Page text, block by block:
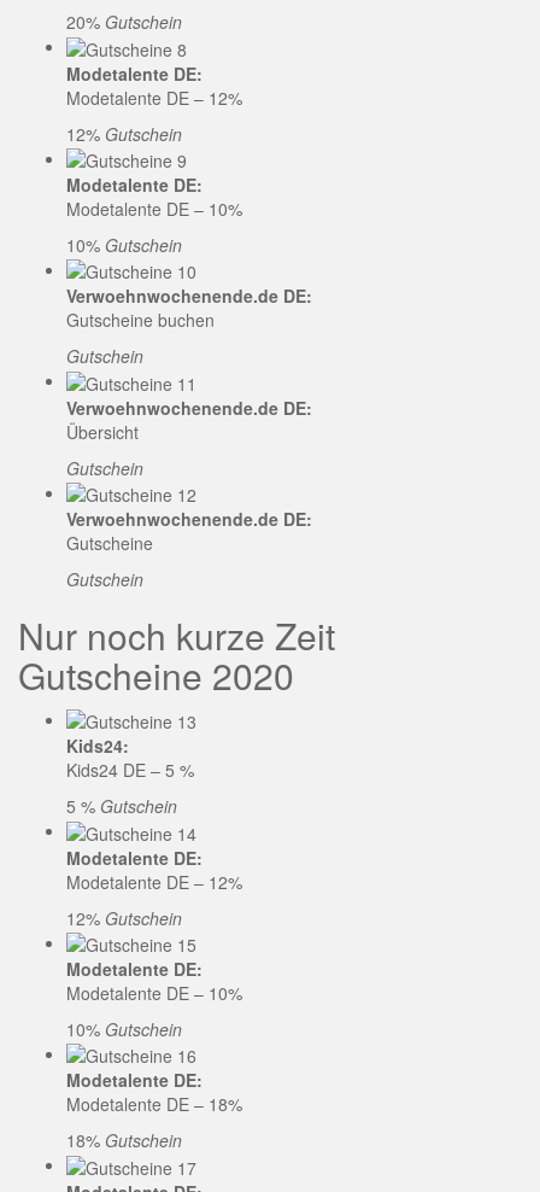
20% Gutschein
Modetalente DE:
Modetalente DE – 12%
12% Gutschein
Modetalente DE:
Modetalente DE – 10%
10% Gutschein
Verwoehnwochenende.de DE:
Gutscheine buchen
Gutschein
Verwoehnwochenende.de DE:
Übersicht
Gutschein
Verwoehnwochenende.de DE:
Gutscheine
Gutschein
Nur noch kurze Zeit
Gutscheine 2020
Kids24:
Kids24 DE – 5 %
5 % Gutschein
Modetalente DE:
Modetalente DE – 12%
12% Gutschein
Modetalente DE:
Modetalente DE – 10%
10% Gutschein
Modetalente DE:
Modetalente DE – 18%
18% Gutschein